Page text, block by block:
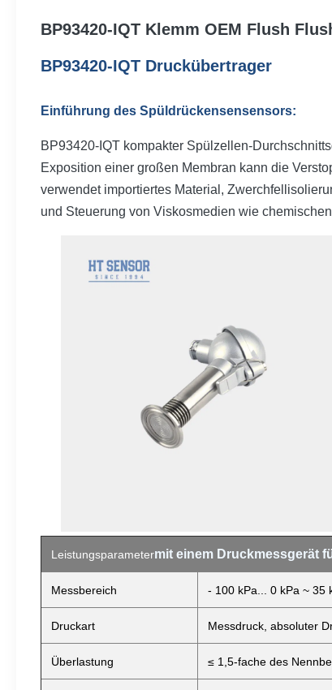
BP93420-IQT Klemm OEM Flush
BP93420-IQT Druckübertrager
Einführung des Spüldrückensensensors:
BP93420-IQT kompakter Spülzellen-
Exposition einer großen Membran kann die
verwendet importiertes Material,
und Steuerung von Viskosmedien wie
Leistungsparametermit einem Druckmessgerät
Messbereich - 100 kPa... 0 kPa ~ 35
Druckart Messdruck, absoluter
Überlastung ≤ 1,5-fache des